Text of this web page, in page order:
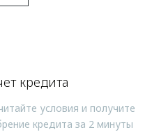
кредита
условия и получите
кредита за 2 минуты